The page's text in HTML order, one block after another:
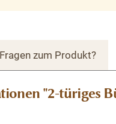
Fragen zum Produkt?
"2-türiges